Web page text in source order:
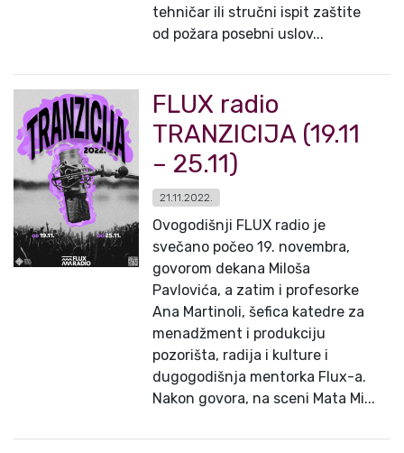
tehničar ili stručni ispit zaštite
od požara posebni uslov...
FLUX radio
TRANZICIJA (19.11
– 25.11)
21.11.2022.
Ovogodišnji FLUX radio je
svečano počeo 19. novembra,
govorom dekana Miloša
Pavlovića, a zatim i profesorke
Ana Martinoli, šefica katedre za
menadžment i produkciju
pozorišta, radija i kulture i
dugogodišnja mentorka Flux-a.
Nakon govora, na sceni Mata Mi...